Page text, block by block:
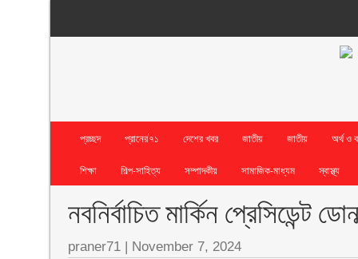
প্রচ্ছদ প্রানের’৭১ দেশের খবর জাতীয় জাতীয়
অর্থ ও
শিক্ষা
শিল্প-সাহিত্য সম্পাদকীয় সামাজিক-মাধ্যম স্বাস্থ্য
নবনির্বাচিত মার্কিন প্রেসিডেন্ট
praner71 | November 7, 2024